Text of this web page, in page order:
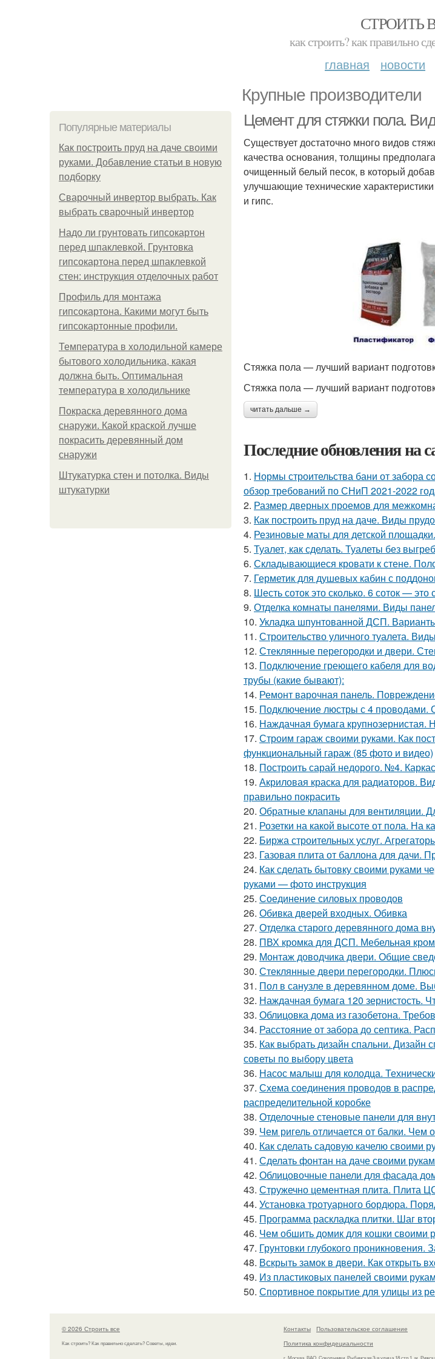
СТРОИТЬ
как строить? как правильно
главная новости
Крупные производители
Популярные материалы
Как построить пруд на даче своими
руками. Добавление статьи в новую
подборку
Сварочный инвертор выбрать. Как
выбрать сварочный инвертор
Надо ли грунтовать гипсокартон
перед шпаклевкой. Грунтовка
гипсокартона перед шпаклевкой
стен: инструкция отделочных работ
Профиль для монтажа
гипсокартона. Какими могут быть
гипсокартонные профили.
Температура в холодильной камере
бытового холодильника, какая
должна быть. Оптимальная
температура в холодильнике
Покраска деревянного дома
снаружи. Какой краской лучше
покрасить деревянный дом
снаружи
Штукатурка стен и потолка. Виды
штукатурки
Цемент для стяжки пола.
Существует достаточно много видов
качества основания, толщины
очищенный белый песок, в который
улучшающие технические
и гипс.
Стяжка пола — лучший вариант
Стяжка пола — лучший вариант
читать дальше →
Последние обновления на
1. Нормы строительства бани от забора
обзор требований по СНиП 2021-2022
2. Размер дверных проемов для
3. Как построить пруд на даче. Виды
4. Резиновые маты для детской
5. Туалет, как сделать. Туалеты без
6. Складывающиеся кровати к стене.
7. Герметик для душевых кабин с
8. Шесть соток это сколько. 6 соток — это
9. Отделка комнаты панелями. Виды
10. Укладка шпунтованной ДСП.
11. Строительство уличного туалета.
12. Стеклянные перегородки и двери.
13. Подключение греющего кабеля для
трубы (какие бывают):
14. Ремонт варочная панель.
15. Подключение люстры с 4 проводами.
16. Наждачная бумага
17. Строим гараж своими руками. Как
функциональный гараж (85 фото и видео)
18. Построить сарай недорого. №4.
19. Акриловая краска для радиаторов.
правильно покрасить
20. Обратные клапаны для вентиляции.
21. Розетки на какой высоте от пола. На
22. Биржа строительных услуг.
23. Газовая плита от баллона для дачи.
24. Как сделать бытовку своими руками
руками — фото инструкция
25. Соединение силовых проводов
26. Обивка дверей входных. Обивка
27. Отделка старого деревянного дома
28. ПВХ кромка для ДСП. Мебельная
29. Монтаж доводчика двери. Общие
30. Стеклянные двери перегородки.
31. Пол в санузле в деревянном доме.
32. Наждачная бумага 120 зернистость.
33. Облицовка дома из газобетона.
34. Расстояние от забора до септика.
35. Как выбрать дизайн спальни.
советы по выбору цвета
36. Насос малыш для колодца.
37. Схема соединения проводов в
распределительной коробке
38. Отделочные стеновые панели для
39. Чем ригель отличается от балки. Чем
40. Как сделать садовую качелю своими
41. Сделать фонтан на даче своими
42. Облицовочные панели для фасада
43. Стружечно цементная плита. Плита
44. Установка тротуарного бордюра.
45. Программа раскладка плитки. Шаг
46. Чем обшить домик для кошки своими
47. Грунтовки глубокого проникновения.
48. Вскрыть замок в двери. Как открыть
49. Из пластиковых панелей своими
50. Спортивное покрытие для улицы из
© 2026 Строить все
Как строить? Как правильно сделать? Советы, идеи.
Контакты
Пользовательское соглашение
Политика конфидециальности
г. Москва, ВАО, Сокольники, Рыбинская 3-я улица 18 стр.1, м.